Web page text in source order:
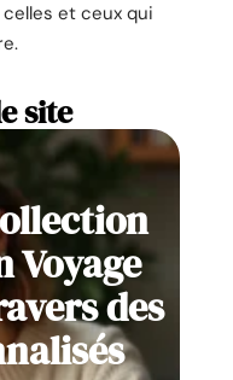
et ceux qui
site
Voyage
des